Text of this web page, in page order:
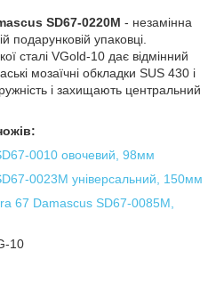
SD67-0220M - незамінна
подарунковій упаковці.
сталі VGold-10 дає відмінний
мозаїчні обкладки SUS 430 і
і захищають центральний
0010 овочевий, 98мм
0023M універсальний, 150мм
67 Damascus SD67-0085M,
10